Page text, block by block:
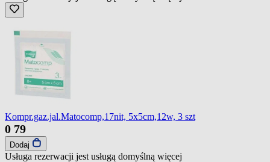
Kompr.gaz.jal.Matocomp,17nit, 5x5cm,12w, 3 szt
0 79
Dodaj
Usługa rezerwacji jest usługą domyślną więcej